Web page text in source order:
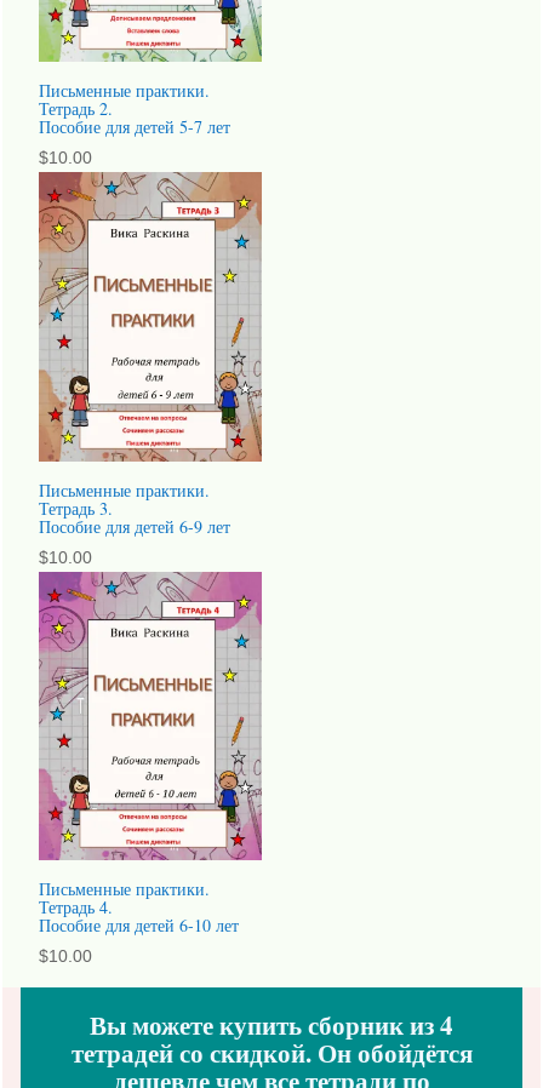
Письменные практики.
Тетрадь 2.
Пособие для детей 5-7 лет
$10.00
Письменные практики.
Тетрадь 3.
Пособие для детей 6-9 лет
$10.00
Письменные практики.
Тетрадь 4.
Пособие для детей 6-10 лет
$10.00
Вы можете купить сборник из 4
тетрадей со скидкой. Он обойдётся